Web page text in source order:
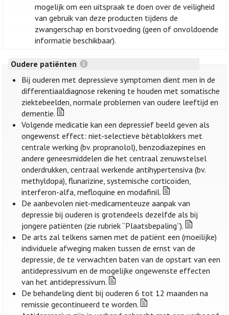
mogelijk om een uitspraak te doen over de veiligheid
van gebruik van deze producten tijdens de
zwangerschap en borstvoeding (geen of onvoldoende
informatie beschikbaar).
Oudere patiënten
Bij ouderen met depressieve symptomen dient men in de
differentiaaldiagnose rekening te houden met somatische
ziektebeelden, normale problemen van oudere leeftijd en
dementie.
Volgende medicatie kan een depressief beeld geven als
ongewenst effect: niet-selectieve bètablokkers met
centrale werking (bv. propranolol), benzodiazepines en
andere geneesmiddelen die het centraal zenuwstelsel
onderdrukken, centraal werkende antihypertensiva (bv.
methyldopa), flunarizine, systemische corticoïden,
interferon-alfa, mefloquine en modafinil.
De aanbevolen niet-medicamenteuze aanpak van
depressie bij ouderen is grotendeels dezelfde als bij
jongere patiënten (zie rubriek “Plaatsbepaling”).
De arts zal telkens samen met de patiënt een (moeilijke)
individuele afweging maken tussen de ernst van de
depressie, de te verwachten baten van de opstart van een
antidepressivum en de mogelijke ongewenste effecten
van het antidepressivum.
De behandeling dient bij ouderen 6 tot 12 maanden na
remissie gecontinueerd te worden.